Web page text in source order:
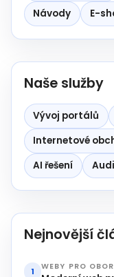
Návody E-
Naše služby
Vývoj portálů
Internetové
AI řešení
Nejnovější
1 WEBY PRO